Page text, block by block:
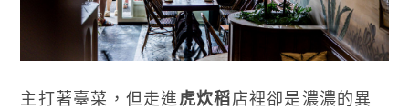
主打著臺菜，但走進虎炊稻店裡卻是濃濃的異